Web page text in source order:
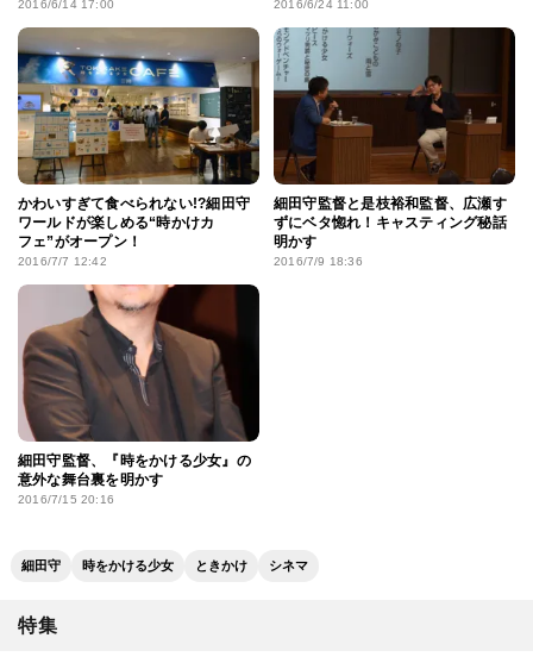
『時をかける少女』の野外シネマ開
催！ゲストは奥華子
2016/6/14 17:00
多彩なゲストが細田守の魅力と秘密
に迫るトークショーが開催！
2016/6/24 11:00
かわいすぎて食べられない!?細田守
ワールドが楽しめる“時かけカ
フェ”がオープン！
2016/7/7 12:42
細田守監督、『時をかける少女』の
2016/7/15 20:16